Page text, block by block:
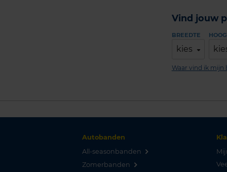
Vind jouw
BREEDTE
kies
Waar vind ik mijn
Autobanden
All-seasonbanden
Zomerbanden